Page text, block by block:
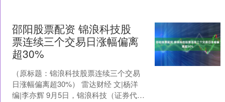
邵阳股票配资 锦浪科技股
票连续三个交易日涨幅偏离
超30%
（原标题：锦浪科技股票连续三个交易
日涨幅偏离超30%） 雷达财经 文|杨洋
编|李亦辉 9月5日，锦浪科技（证券代